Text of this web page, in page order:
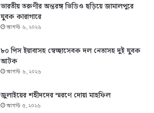
ভারতীয় তরুণীর অন্তরঙ্গ ভিডিও ছড়িয়ে জামালপুরে
যুবক কারাগারে
আগস্ট ৬, ২০২৬
৮০ পিস ইয়াবাসহ স্বেচ্ছাসেবক দল নেতাসহ দুই যুবক
আটক
আগস্ট ৬, ২০২৬
জুলাইয়ের শহীদদের স্মরণে দোয়া মাহফিল
আগস্ট ৫, ২০২৬